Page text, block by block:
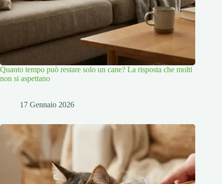
Quanto tempo può restare solo un cane? La risposta che molti
non si aspettano
17 Gennaio 2026